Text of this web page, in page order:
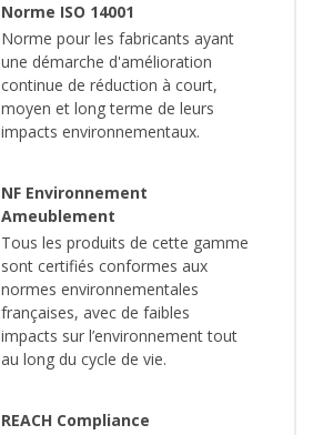
Norme ISO 14001
Norme pour les fabricants ayant
une démarche d'amélioration
continue de réduction à court,
moyen et long terme de leurs
impacts environnementaux.
NF Environnement
Ameublement
Tous les produits de cette gamme
sont certifiés conformes aux
normes environnementales
françaises, avec de faibles
impacts sur l’environnement tout
au long du cycle de vie.
REACH Compliance